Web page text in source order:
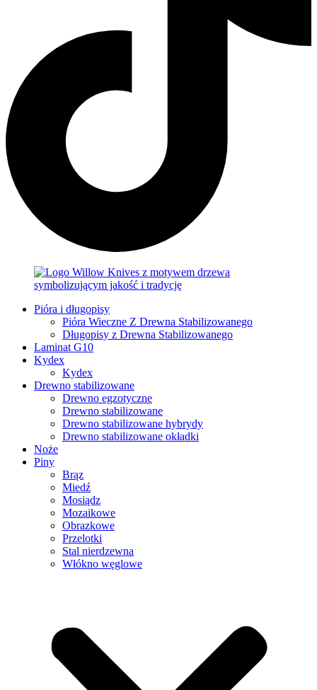
Pióra i długopisy
Pióra Wieczne Z Drewna Stabilizowanego
Długopisy z Drewna Stabilizowanego
Laminat G10
Kydex
Kydex
Drewno stabilizowane
Drewno egzotyczne
Drewno stabilizowane
Drewno stabilizowane hybrydy
Drewno stabilizowane okładki
Noże
Piny
Brąz
Miedź
Mosiądz
Mozaikowe
Obrazkowe
Przelotki
Stal nierdzewna
Włókno węglowe